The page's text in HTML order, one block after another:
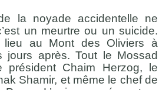
la noyade accidentelle ne
un meurtre ou un suicide.
lieu au Mont des Oliviers à
jours après. Tout le Mossad
président Chaim Herzog, le
Shamir, et même le chef de